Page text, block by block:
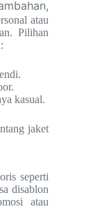
atau
Pilihan
kasual.
jaket
seperti
disablon
atau